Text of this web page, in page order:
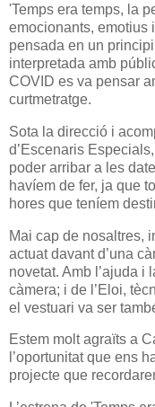
'Temps era temps, la
emocionants, emotius
pensada en un
interpretada amb
COVID es va pensar
curtmetratge.
Sota la direcció i
d’Escenaris
poder arribar a les
havíem de fer, ja que
hores que teníem
Mai cap de nosaltres,
actuat davant d’una
novetat. Amb l’ajuda i
càmera; i de l’Eloi,
el vestuari va ser
Estem molt agraïts a
l’oportunitat que ens
projecte que